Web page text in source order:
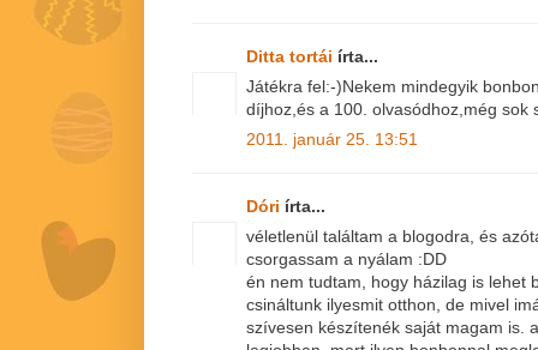
Ditta tortái írta...
Játékra fel:-)Nekem mindegyik
díjhoz,és a 100. olvasódhoz,még sok
2011. január 25. 13:51
Dóri írta...
véletlenül találtam a blogodra, és
csorgassam a nyálam :DD
én nem tudtam, hogy házilag is lehet
csináltunk ilyesmit otthon, de mivel
szívesen készítenék saját magam is.